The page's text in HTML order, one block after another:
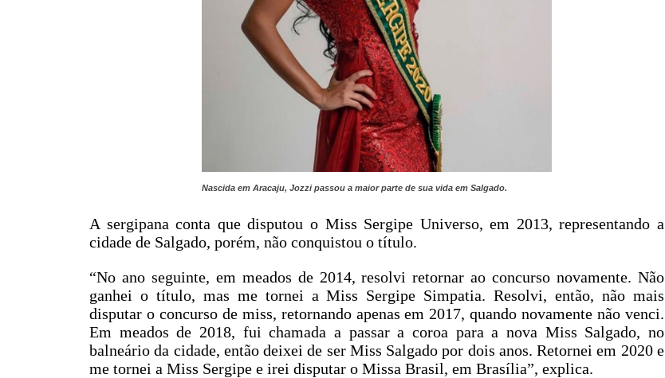
Nascida em Aracaju, Jozzi passou a maior parte de sua vida em Salgado.
A sergipana conta que disputou o Miss Sergipe Universo, em 2013, representando a
cidade de Salgado, porém, não conquistou o título.
“No ano seguinte, em meados de 2014, resolvi retornar ao concurso novamente. Não
ganhei o título, mas me tornei a Miss Sergipe Simpatia. Resolvi, então, não mais
disputar o concurso de miss, retornando apenas em 2017, quando novamente não venci.
Em meados de 2018, fui chamada a passar a coroa para a nova Miss Salgado, no
balneário da cidade, então deixei de ser Miss Salgado por dois anos. Retornei em 2020 e
me tornei a Miss Sergipe e irei disputar o Missa Brasil, em Brasília”, explica.